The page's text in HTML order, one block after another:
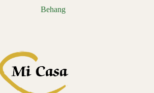
Behang